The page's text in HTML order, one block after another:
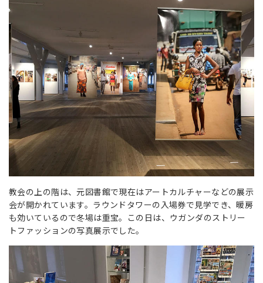
教会の上の階は、元図書館で現在はアートカルチャーなどの展示
会が開かれています。ラウンドタワーの入場券で見学でき、暖房
も効いているので冬場は重宝。この日は、ウガンダのストリー
トファッションの写真展示でした。